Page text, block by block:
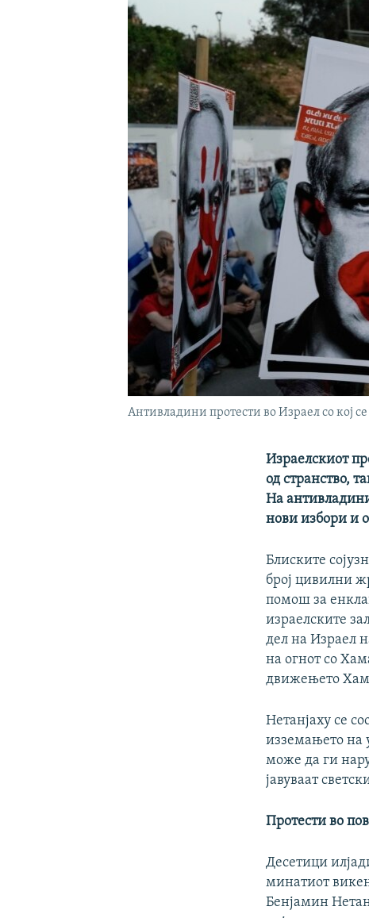
Антивладини протести во Израел со кој
Израелскиот
од странство,
На
нови избори и
Блиските
број цивилни
помош за
израелските
дел на Израел
на огнот со
движењето
Нетанјаху се
изземањето на
може да ги
јавуваат
Протести во
Десетици
минатиот
Бенјамин